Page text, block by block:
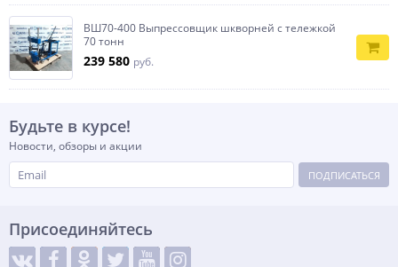
ВШ70-400 Выпрессовщик шкворней с тележкой
70 тонн
239 580 руб.
Будьте в курсе!
Новости, обзоры и акции
ПОДПИСАТЬСЯ
Присоединяйтесь